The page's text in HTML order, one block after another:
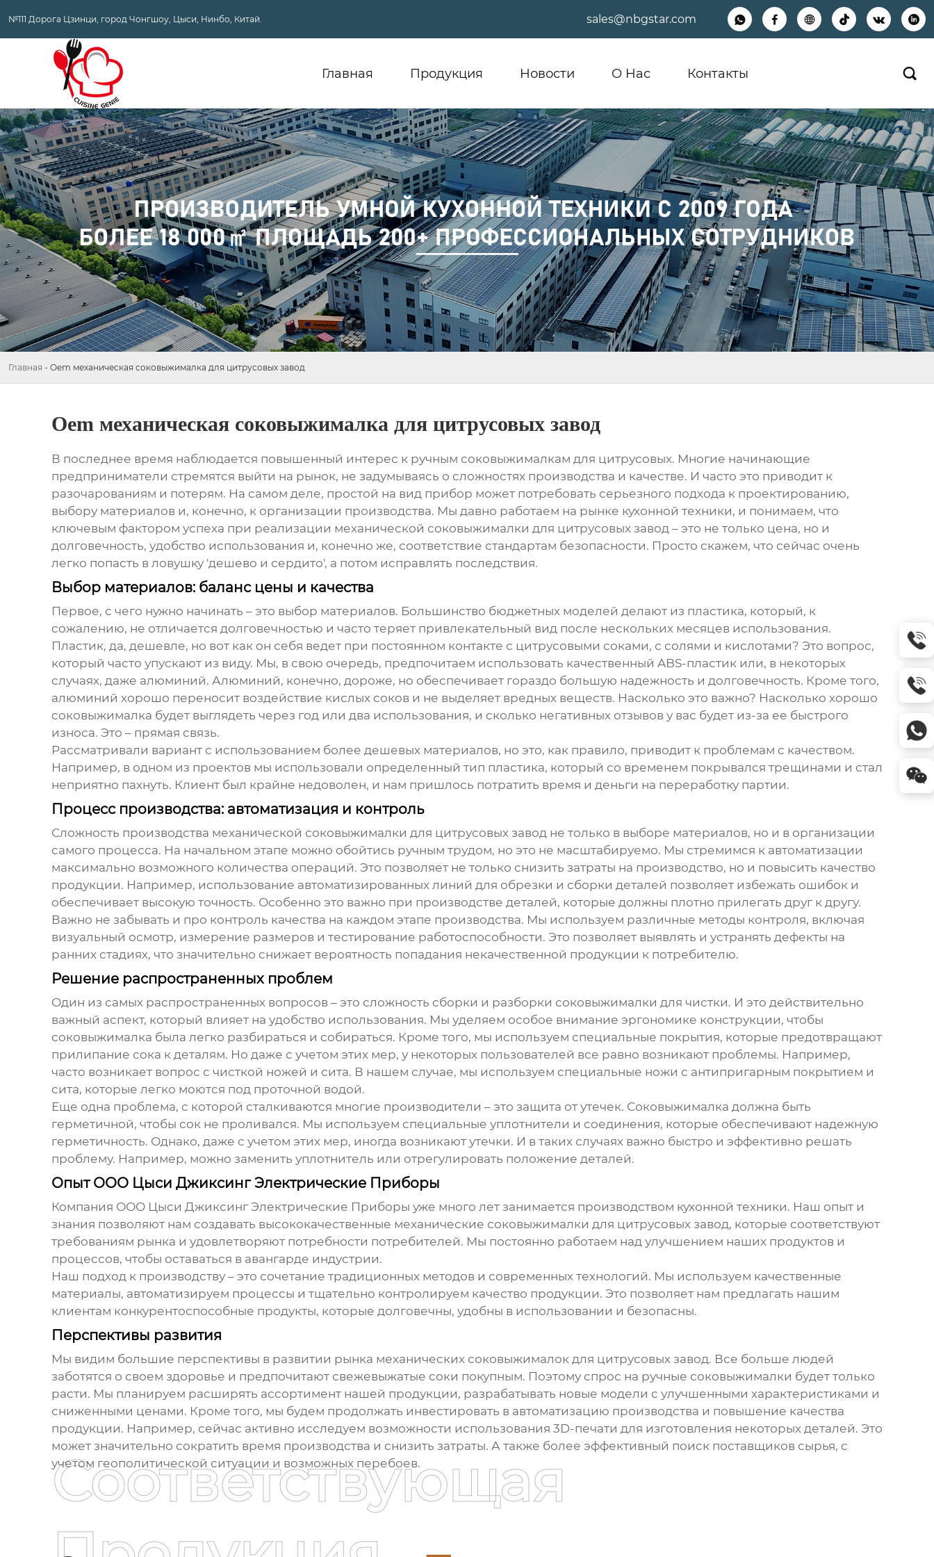
№111 Дорога Цзинци, город Чонгшоу, Цыси, Нинбо, Китай. sales@nbgstar.com      
Главная Продукция Новости О Hас Контакты 
Главная - Oem механическая соковыжималка для цитрусовых завод
Oem механическая соковыжималка для цитрусовых завод
В последнее время наблюдается повышенный интерес к ручным соковыжималкам для цитрусовых. Многие начинающие
предприниматели стремятся выйти на рынок, не задумываясь о сложностях производства и качестве. И часто это приводит к
разочарованиям и потерям. На самом деле, простой на вид прибор может потребовать серьезного подхода к проектированию,
выбору материалов и, конечно, к организации производства. Мы давно работаем на рынке кухонной техники, и понимаем, что
ключевым фактором успеха при реализации механической соковыжималки для цитрусовых завод– это не только цена, но и
долговечность, удобство использования и, конечно же, соответствие стандартам безопасности. Просто скажем, что сейчас очень
легко попасть в ловушку 'дешево и сердито', а потом исправлять последствия.
Выбор материалов: баланс цены и качества
Первое, с чего нужно начинать – это выбор материалов. Большинство бюджетных моделей делают из пластика, который, к
сожалению, не отличается долговечностью и часто теряет привлекательный вид после нескольких месяцев использования.
Пластик, да, дешевле, но вот как он себя ведет при постоянном контакте с цитрусовыми соками, с солями и кислотами? Это вопрос,
который часто упускают из виду. Мы, в свою очередь, предпочитаем использовать качественный ABS-пластик или, в некоторых
случаях, даже алюминий. Алюминий, конечно, дороже, но обеспечивает гораздо большую надежность и долговечность. Кроме того,
алюминий хорошо переносит воздействие кислых соков и не выделяет вредных веществ. Насколько это важно? Насколько хорошо
соковыжималка будет выглядеть через год или два использования, и сколько негативных отзывов у вас будет из-за ее быстрого
износа. Это – прямая связь.
Рассматривали вариант с использованием более дешевых материалов, но это, как правило, приводит к проблемам с качеством.
Например, в одном из проектов мы использовали определенный тип пластика, который со временем покрывался трещинами и стал
неприятно пахнуть. Клиент был крайне недоволен, и нам пришлось потратить время и деньги на переработку партии.
Процесс производства: автоматизация и контроль
Сложность производства механической соковыжималки для цитрусовых заводне только в выборе материалов, но и в организации
самого процесса. На начальном этапе можно обойтись ручным трудом, но это не масштабируемо. Мы стремимся к автоматизации
максимально возможного количества операций. Это позволяет не только снизить затраты на производство, но и повысить качество
продукции. Например, использование автоматизированных линий для обрезки и сборки деталей позволяет избежать ошибок и
обеспечивает высокую точность. Особенно это важно при производстве деталей, которые должны плотно прилегать друг к другу.
Важно не забывать и про контроль качества на каждом этапе производства. Мы используем различные методы контроля, включая
визуальный осмотр, измерение размеров и тестирование работоспособности. Это позволяет выявлять и устранять дефекты на
ранних стадиях, что значительно снижает вероятность попадания некачественной продукции к потребителю.
Решение распространенных проблем
Один из самых распространенных вопросов – это сложность сборки и разборки соковыжималки для чистки. И это действительно
важный аспект, который влияет на удобство использования. Мы уделяем особое внимание эргономике конструкции, чтобы
соковыжималка была легко разбираться и собираться. Кроме того, мы используем специальные покрытия, которые предотвращают
прилипание сока к деталям. Но даже с учетом этих мер, у некоторых пользователей все равно возникают проблемы. Например,
часто возникает вопрос с чисткой ножей и сита. В нашем случае, мы используем специальные ножи с антипригарным покрытием и
сита, которые легко моются под проточной водой.
Еще одна проблема, с которой сталкиваются многие производители – это защита от утечек. Соковыжималка должна быть
герметичной, чтобы сок не проливался. Мы используем специальные уплотнители и соединения, которые обеспечивают надежную
герметичность. Однако, даже с учетом этих мер, иногда возникают утечки. И в таких случаях важно быстро и эффективно решать
проблему. Например, можно заменить уплотнитель или отрегулировать положение деталей.
Опыт ООО Цыси Джиксинг Электрические Приборы
Компания ООО Цыси Джиксинг Электрические Приборы уже много лет занимается производством кухонной техники. Наш опыт и
знания позволяют нам создавать высококачественные механические соковыжималки для цитрусовых завод, которые соответствуют
требованиям рынка и удовлетворяют потребности потребителей. Мы постоянно работаем над улучшением наших продуктов и
процессов, чтобы оставаться в авангарде индустрии.
Наш подход к производству – это сочетание традиционных методов и современных технологий. Мы используем качественные
материалы, автоматизируем процессы и тщательно контролируем качество продукции. Это позволяет нам предлагать нашим
клиентам конкурентоспособные продукты, которые долговечны, удобны в использовании и безопасны.
Перспективы развития
Мы видим большие перспективы в развитии рынка механических соковыжималок для цитрусовых завод. Все больше людей
заботятся о своем здоровье и предпочитают свежевыжатые соки покупным. Поэтому спрос на ручные соковыжималки будет только
расти. Мы планируем расширять ассортимент нашей продукции, разрабатывать новые модели с улучшенными характеристиками и
сниженными ценами. Кроме того, мы будем продолжать инвестировать в автоматизацию производства и повышение качества
продукции. Например, сейчас активно исследуем возможности использования 3D-печати для изготовления некоторых деталей. Это
может значительно сократить время производства и снизить затраты. А также более эффективный поиск поставщиков сырья, с
учетом геополитической ситуации и возможных перебоев.
Соответствующая